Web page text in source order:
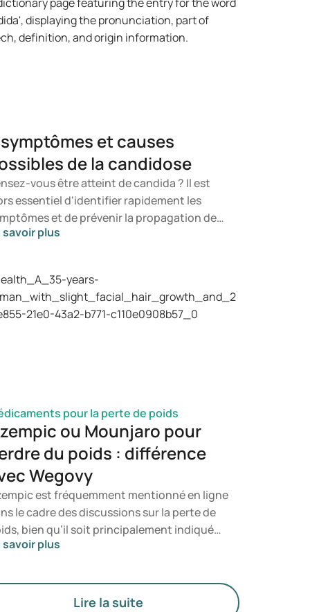
et causes
de la candidose
vous être atteint de candida ? Il est
essentiel d'identifier rapidement les
et de prévenir la propagation de
champignon. Dans cet article, vous
une infection à candida peut se
Vous serez ainsi en mesure de
à quel moment il est opportun de
savoir plus
pour la perte de poids
ou Mounjaro pour
du poids : différence
Wegovy
est fréquemment mentionné en ligne
le cadre des discussions sur la perte de
bien qu’il soit principalement indiqué
le traitement du diabète de type 2. Si
destiné à la gestion du poids,
médicaments tels que Mounjaro et
savoir plus
Lire la suite